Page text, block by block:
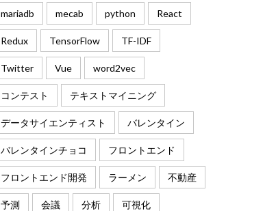
mariadb mecab python React
Redux TensorFlow TF-IDF
Twitter Vue word2vec
コンテスト テキストマイニング
データサイエンティスト バレンタイン
バレンタインチョコ フロントエンド
フロントエンド開発 ラーメン 不動産
予測 会議 分析 可視化